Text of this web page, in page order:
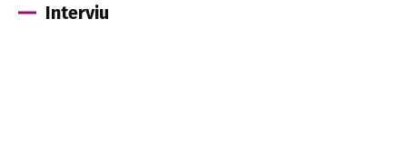
Interviu